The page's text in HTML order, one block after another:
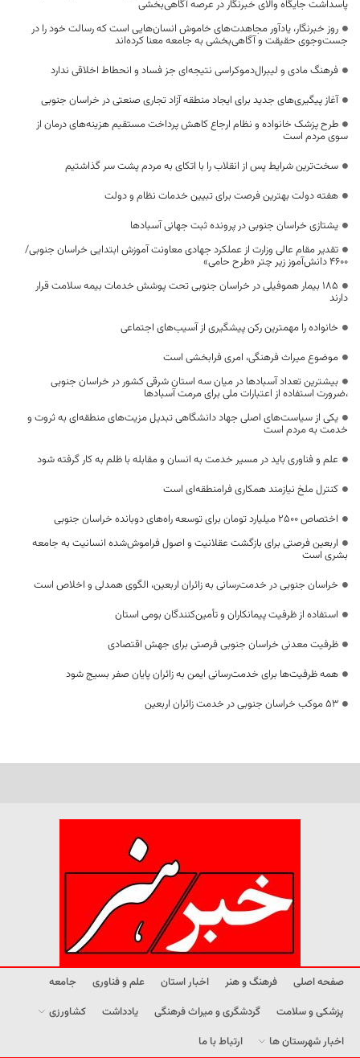
پاسداشت جایگاه والای خبرنگار در عرصه آگاهی‌بخشی
روز خبرنگار، یادآور مجاهدت‌های خاموش انسان‌هایی است که رسالت خود را در
جست‌وجوی حقیقت و آگاهی‌بخشی به جامعه معنا کرده‌اند
فرهنگ مادی و لیبرال‌دموکراسی نتیجه‌ای جز فساد و انحطاط اخلاقی ندارد
آغاز پیگیری‌های جدید برای ایجاد منطقه آزاد تجاری صنعتی در خراسان جنوبی
طرح پزشک خانواده و نظام ارجاع کاهش پرداخت مستقیم هزینه‌های درمان از
سوی مردم است
سخت‌ترین شرایط پس از انقلاب را با اتکای به مردم پشت سر گذاشتیم
هفته دولت بهترین فرصت برای تبیین خدمات نظام و دولت
یشتازی خراسان جنوبی در پرونده ثبت جهانی آسبادها
تقدیر مقام عالی وزارت از عملکرد جهادی معاونت آموزش ابتدایی خراسان جنوبی/
۴۶۰۰ دانش‌آموز زیر چتر «طرح حامی»
۱۸۵ بیمار هموفیلی در خراسان جنوبی تحت پوشش خدمات بیمه سلامت قرار
دارند
خانواده را مهمترین رکن پیشگیری از آسیب‌های اجتماعی
موضوع میراث فرهنگی، امری فرابخشی است
بیشترین تعداد آسبادها در میان سه استان شرقی کشور در خراسان جنوبی
،ضرورت استفاده از اعتبارات ملی برای مرمت آسبادها
یکی از سیاست‌های اصلی جهاد دانشگاهی تبدیل مزیت‌های منطقه‌ای به ثروت و
خدمت به مردم است
علم و فناوری باید در مسیر خدمت به انسان و مقابله با ظلم به کار گرفته شود
کنترل ملخ نیازمند همکاری فرامنطقه‌ای است
اختصاص 2500 میلیارد تومان برای توسعه راه‌های دوبانده خراسان جنوبی
اربعین فرصتی برای بازگشت عقلانیت و اصول فراموش‌شده انسانیت به جامعه
بشری است
خراسان جنوبی در خدمت‌رسانی به زائران اربعین، الگوی همدلی و اخلاص است
استفاده از ظرفیت پیمانکاران و تأمین‌کنندگان بومی استان
ظرفیت معدنی خراسان جنوبی فرصتی برای جهش اقتصادی
همه ظرفیت‌ها برای خدمت‌رسانی ایمن به زائران پایان صفر بسیج شود
53 موکب خراسان جنوبی در خدمت زائران اربعین
صفحه اصلی فرهنگ و هنر اخبار استان علم و فناوری
جامعه
پزشکی و سلامت
گردشگری و میراث فرهنگی یادداشت
کشاورزی
اخبار شهرستان ها
ارتباط با ما